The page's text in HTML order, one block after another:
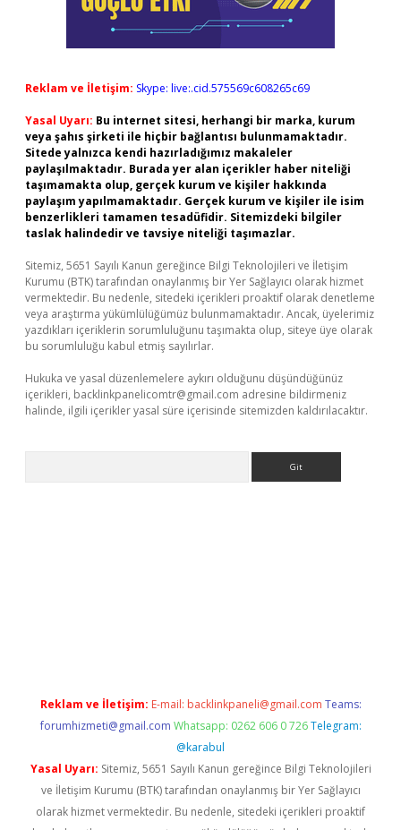
Reklam ve İletişim: Skype: live:.cid.575569c608265c69
Yasal Uyarı: Bu internet sitesi, herhangi bir marka, kurum
veya şahıs şirketi ile hiçbir bağlantısı bulunmamaktadır.
Sitede yalnızca kendi hazırladığımız makaleler
paylaşılmaktadır. Burada yer alan içerikler haber niteliği
taşımamakta olup, gerçek kurum ve kişiler hakkında
paylaşım yapılmamaktadır. Gerçek kurum ve kişiler ile isim
benzerlikleri tamamen tesadüfidir. Sitemizdeki bilgiler
taslak halindedir ve tavsiye niteliği taşımazlar.
Sitemiz, 5651 Sayılı Kanun gereğince Bilgi Teknolojileri ve İletişim
Kurumu (BTK) tarafından onaylanmış bir Yer Sağlayıcı olarak hizmet
vermektedir. Bu nedenle, sitedeki içerikleri proaktif olarak denetleme
veya araştırma yükümlülüğümüz bulunmamaktadır. Ancak, üyelerimiz
yazdıkları içeriklerin sorumluluğunu taşımakta olup, siteye üye olarak
bu sorumluluğu kabul etmiş sayılırlar.
Hukuka ve yasal düzenlemelere aykırı olduğunu düşündüğünüz
içerikleri, backlinkpanelicomtr@gmail.com adresine bildirmeniz
halinde, ilgili içerikler yasal süre içerisinde sitemizden kaldırılacaktır.
Reklam ve İletişim: E-mail: backlinkpaneli@gmail.com Teams:
forumhizmeti@gmail.com Whatsapp: 0262 606 0 726 Telegram:
@karabul
Yasal Uyarı: Sitemiz, 5651 Sayılı Kanun gereğince Bilgi Teknolojileri
ve İletişim Kurumu (BTK) tarafından onaylanmış bir Yer Sağlayıcı
olarak hizmet vermektedir. Bu nedenle, sitedeki içerikleri proaktif